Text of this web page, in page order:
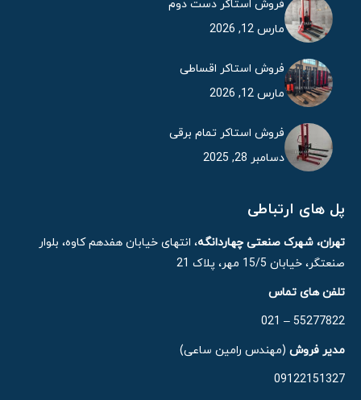
فروش استاکر دست دوم
مارس 12, 2026
فروش استاکر اقساطی
مارس 12, 2026
فروش استاکر تمام برقی
دسامبر 28, 2025
پل های ارتباطی
تهران، شهرک صنعتی چهاردانگه، انتهای خیابان هفدهم کاوه، بلوار
صنعتگر، خیابان 15/5 مهر، پلاک 21
تلفن های تماس
55277822 – 021
مدیر فروش (مهندس رامین ساعی)
09122151327